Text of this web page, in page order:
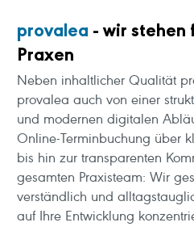
provalea- wir stehen
Praxen
Neben inhaltlicher Qualität
provalea auch von einer
und modernen digitalen
Online-Terminbuchung über
bis hin zur transparenten
gesamten Praxisteam: Wir
verständlich und
auf Ihre Entwicklung